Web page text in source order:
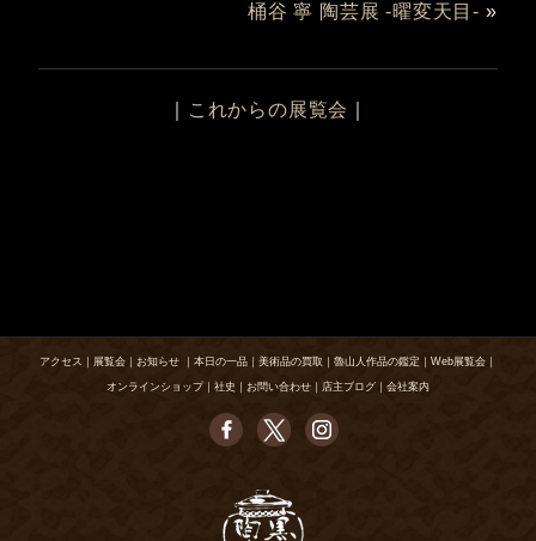
桶谷 寧 陶芸展 -曜変天目- »
これからの展覧会
アクセス ｜ 展覧会 ｜ お知らせ ｜ 本日の一品 ｜ 美術品の買取 ｜ 魯山人作品の鑑定 ｜ Web展覧会 ｜
オンラインショップ｜ 社史 ｜ お問い合わせ ｜ 店主ブログ ｜ 会社案内